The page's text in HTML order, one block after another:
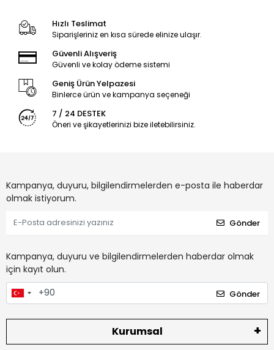
Hızlı Teslimat
Siparişleriniz en kısa sürede elinize ulaşır.
Güvenli Alışveriş
Güvenli ve kolay ödeme sistemi
Geniş Ürün Yelpazesi
Binlerce ürün ve kampanya seçeneği
7 / 24 DESTEK
Öneri ve şikayetlerinizi bize iletebilirsiniz.
Kampanya, duyuru, bilgilendirmelerden e-posta ile haberdar
olmak istiyorum.
Gönder
Kampanya, duyuru ve bilgilendirmelerden haberdar olmak
için kayıt olun.
Gönder
Kurumsal